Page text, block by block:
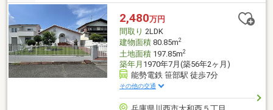
2,480万円
間取り 2LDK
建物面積80.85m2
土地面積197.85m2
築年月 1970年7月(築56年2ヶ月)
能勢電鉄 笹部駅 徒歩7分
その他の交通